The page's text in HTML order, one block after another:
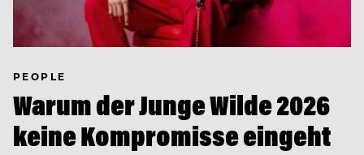
PEOPLE
Warum der Junge Wilde 2026
keine Kompromisse eingeht